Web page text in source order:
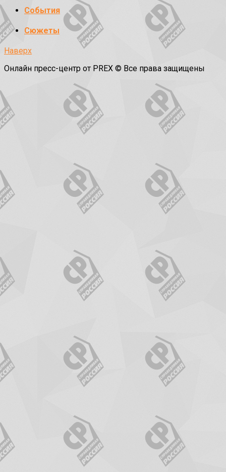
События
Сюжеты
Наверх
Онлайн пресс-центр от PREX © Все права защищены